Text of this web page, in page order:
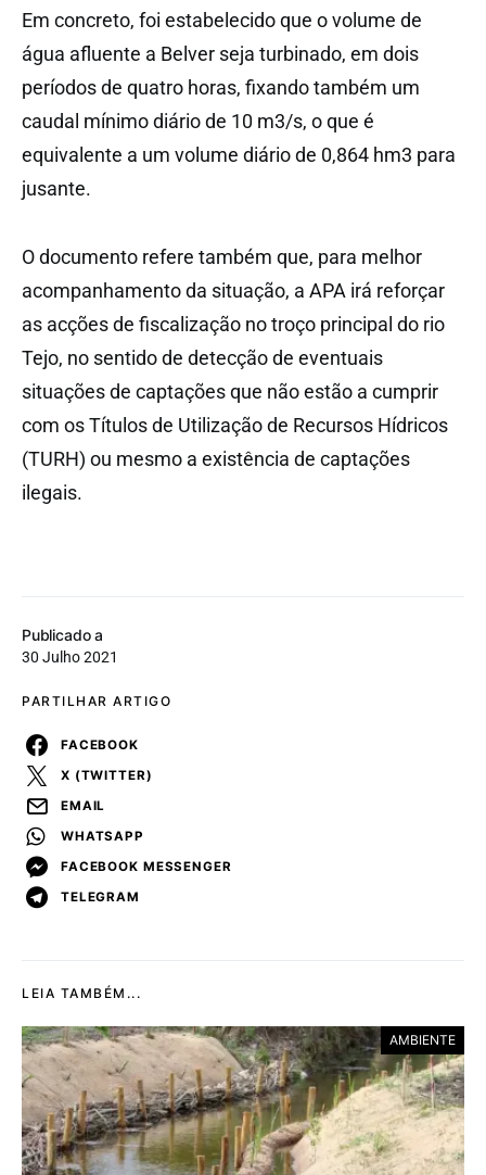
Publicado a
30 Julho 2021
PARTILHAR ARTIGO
FACEBOOK
X (TWITTER)
EMAIL
WHATSAPP
FACEBOOK MESSENGER
TELEGRAM
Em concreto, foi estabelecido que o volume de
água afluente a Belver seja turbinado, em dois
períodos de quatro horas, fixando também um
caudal mínimo diário de 10 m3/s, o que é
equivalente a um volume diário de 0,864 hm3 para
jusante.
O documento refere também que, para melhor
acompanhamento da situação, a APA irá reforçar
as acções de fiscalização no troço principal do rio
Tejo, no sentido de detecção de eventuais
situações de captações que não estão a cumprir
com os Títulos de Utilização de Recursos Hídricos
(TURH) ou mesmo a existência de captações
ilegais.
LEIA TAMBÉM...
AMBIENTE